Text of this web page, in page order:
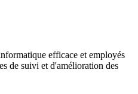
efficace et employés
de suivi et d'amélioration des